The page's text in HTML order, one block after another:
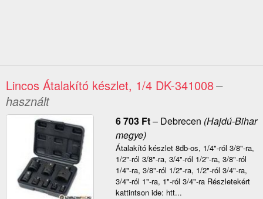
Lincos Átalakító készlet, 1/4 DK-341008–
használt
6 703 Ft– Debrecen (Hajdú-Bihar
megye)
Átalakító készlet 8db-os, 1/4"-ról 3/8"-ra,
1/2"-ról 3/8"-ra, 3/4"-ról 1/2"-ra, 3/8"-ról
1/4"-ra, 3/8"-ról 1/2"-ra, 1/2"-ról 3/4"-ra,
3/4"-ról 1"-ra, 1"-ról 3/4"-ra Részletekért
kattintson ide: htt...